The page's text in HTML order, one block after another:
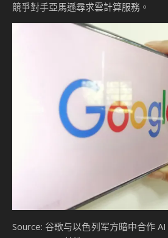
競爭對手亞馬遜尋求雲計算服務。
Source: 谷歌与以色列军方暗中合作